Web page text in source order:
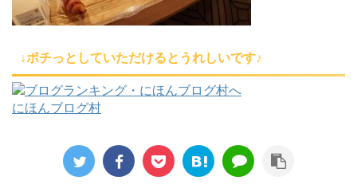
↓ポチっとしていただけるとうれしいです♪
にほんブログ村